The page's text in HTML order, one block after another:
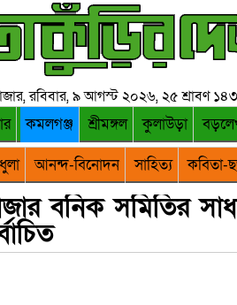
রবিবার, ৯ আগস্ট ২০২৬, ২৫ শ্রাবণ
কমলগঞ্জ শ্রীমঙ্গল কুলাউড়া
আনন্দ-বিনোদন সাহিত্য কবিতা-
বনিক সমিতির